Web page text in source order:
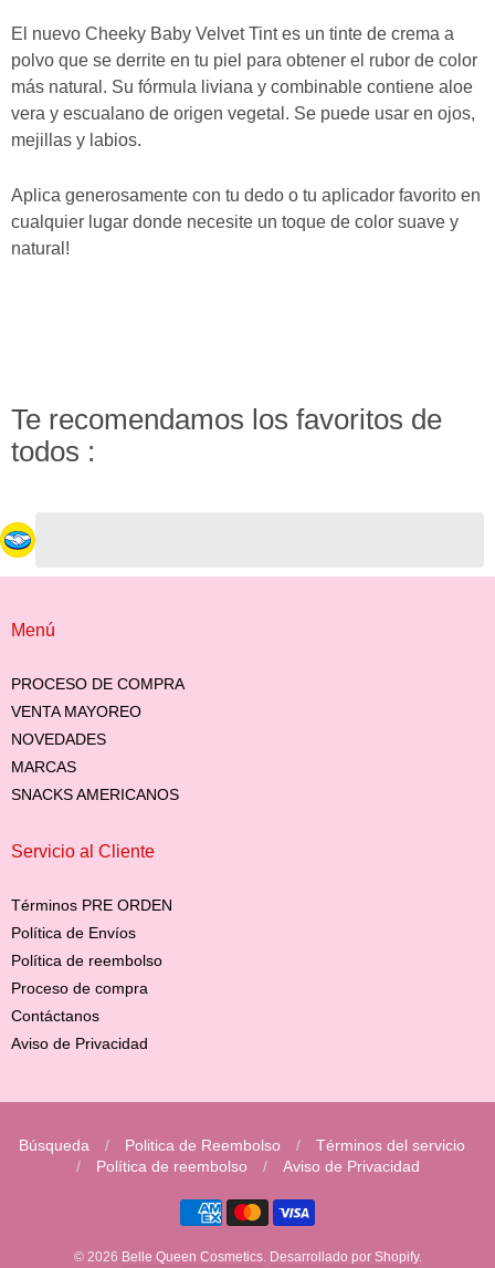
El nuevo Cheeky Baby Velvet Tint es un tinte de crema a
polvo que se derrite en tu piel para obtener el rubor de color
más natural. Su fórmula liviana y combinable contiene aloe
vera y escualano de origen vegetal. Se puede usar en ojos,
mejillas y labios.
Aplica generosamente con tu dedo o tu aplicador favorito en
cualquier lugar donde necesite un toque de color suave y
natural!
Te recomendamos los favoritos de
todos :
Menú
PROCESO DE COMPRA
VENTA MAYOREO
NOVEDADES
MARCAS
SNACKS AMERICANOS
Servicio al Cliente
Términos PRE ORDEN
Política de Envíos
Política de reembolso
Proceso de compra
Contáctanos
Aviso de Privacidad
Navegación:
Búsqueda / Politica de Reembolso /
Términos del servicio
/
Política de reembolso / Aviso de Privacidad
© 2026 Belle Queen Cosmetics. Desarrollado por Shopify.